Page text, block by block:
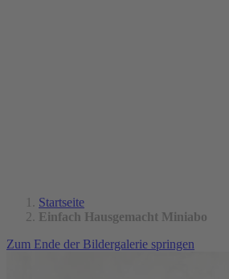
Startseite
Einfach Hausgemacht Miniabo
Zum Ende der Bildergalerie springen